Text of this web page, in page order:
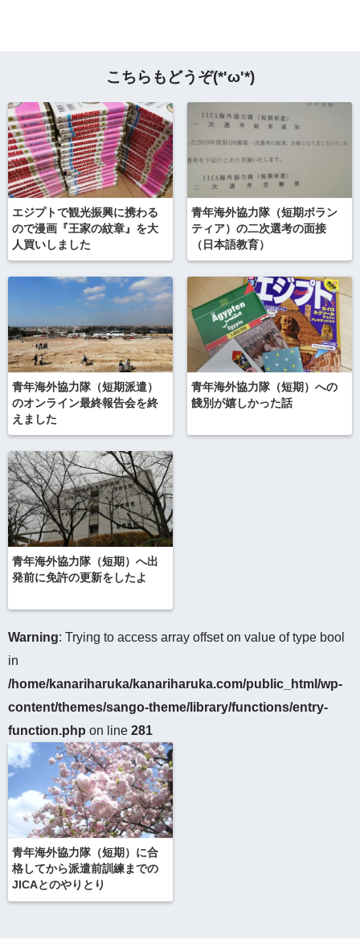
こちらもどうぞ(*'ω'*)
エジプトで観光振興に携わる
ので漫画『王家の紋章』を大
人買いしました
青年海外協力隊（短期ボラン
ティア）の二次選考の面接
（日本語教育）
青年海外協力隊（短期派遣）
のオンライン最終報告会を終
えました
青年海外協力隊（短期）への
餞別が嬉しかった話
青年海外協力隊（短期）へ出
発前に免許の更新をしたよ
Warning: Trying to access array offset on value of type bool
in
/home/kanariharuka/kanariharuka.com/public_html/wp-
content/themes/sango-theme/library/functions/entry-
function.php on line 281
青年海外協力隊（短期）に合
格してから派遣前訓練までの
JICAとのやりとり